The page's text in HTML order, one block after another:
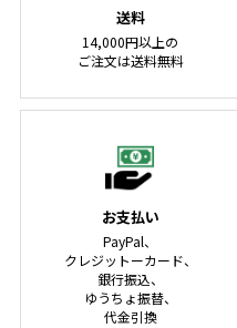
送料
14,000円以上の
ご注文は送料無料
お支払い
PayPal、
クレジットーカード、
銀行振込、
ゆうちょ振替、
代金引換